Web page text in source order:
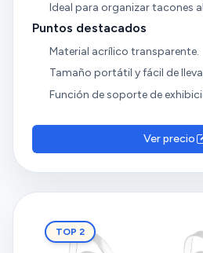
Ideal para organizar tacones
Puntos destacados
Material acrílico transparente.
Tamaño portátil y fácil de
Función de soporte de
Ver precio
TOP 2